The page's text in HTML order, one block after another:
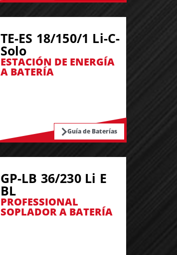
TE-ES 18/150/1 Li-C-
Solo
ESTACIÓN DE ENERGÍA
A BATERÍA
Guía de Baterías
GP-LB 36/230 Li E
BL
PROFESSIONAL
SOPLADOR A BATERÍA